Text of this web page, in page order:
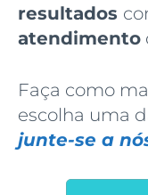
resultados
atendimento
Faça como
escolha uma
junte-se a